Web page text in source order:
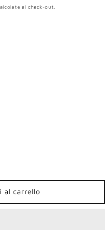
al check-out.
al carrello